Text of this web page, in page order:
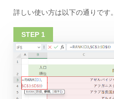
詳しい使い方は以下の通りです。